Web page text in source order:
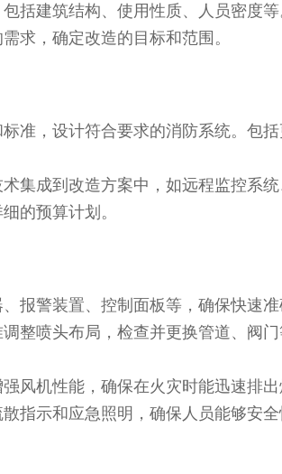
括建筑结构、使用性质、人员密度等
求，确定改造的目标和范围。
准，设计符合要求的消防系统。包
集成到改造方案中，如远程监控系统
的预算计划。
报警装置、控制面板等，确保快速准
整喷头布局，检查并更换管道、阀
风机性能，确保在火灾时能迅速排出
指示和应急照明，确保人员能够安全